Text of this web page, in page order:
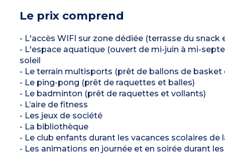
Le prix comprend
- L'accès WIFI sur zone dédiée (terrasse du snack
- L'espace aquatique (ouvert de mi-juin à mi-
soleil
- Le terrain multisports (prêt de ballons de
- Le ping-pong (prêt de raquettes et balles)
- Le badminton (prêt de raquettes et vollants)
- L’aire de fitness
- Les jeux de société
- La bibliothèque
- Le club enfants durant les vacances scolaires de
- Les animations en journée et en soirée durant